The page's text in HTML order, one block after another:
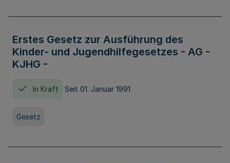
Erstes Gesetz zur Ausführung des
Kinder- und Jugendhilfegesetzes - AG -
KJHG -
In Kraft Seit 01. Januar 1991
Gesetz